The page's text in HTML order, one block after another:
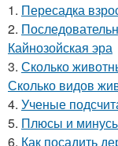
1. Пересадка
2.
Кайнозойская эра
3. Сколько
Сколько видов
4. Ученые
5. Плюсы и
6. Как посадить